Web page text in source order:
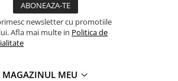
newsletter cu promotiile
Afla mai multe in Politica de
MAGAZINUL MEU